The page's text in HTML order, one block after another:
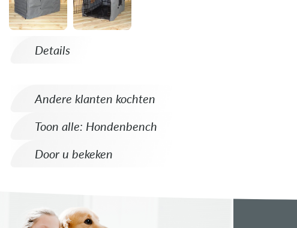
Details
Andere klanten kochten
Toon alle: Hondenbench
Door u bekeken